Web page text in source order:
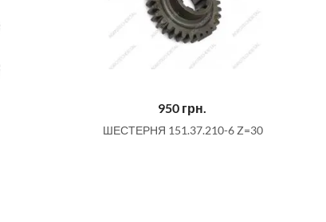
950 грн.
ШЕСТЕРНЯ 151.37.210-6 Z=30